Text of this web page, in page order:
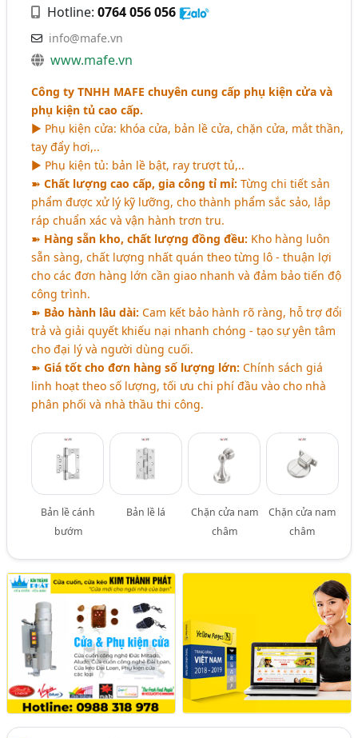
Hotline:0764 056 056
info@mafe.vn
www.mafe.vn
Công ty TNHH MAFE chuyên cung cấp phụ kiện cửa và
phụ kiện tủ cao cấp.
► Phụ kiện cửa: khóa cửa, bản lề cửa, chặn cửa, mắt thần,
tay đẩy hơi,..
► Phụ kiện tủ: bản lề bật, ray trượt tủ,..
➽Chất lượng cao cấp, gia công tỉ mỉ: Từng chi tiết sản
phẩm được xử lý kỹ lưỡng, cho thành phẩm sắc sảo, lắp
ráp chuẩn xác và vận hành trơn tru.
➽ Hàng sẵn kho, chất lượng đồng đều: Kho hàng luôn
sẵn sàng, chất lượng nhất quán theo từng lô - thuận lợi
cho các đơn hàng lớn cần giao nhanh và đảm bảo tiến độ
công trình.
➽ Bảo hành lâu dài: Cam kết bảo hành rõ ràng, hỗ trợ đổi
trả và giải quyết khiếu nại nhanh chóng - tạo sự yên tâm
cho đại lý và người dùng cuối.
➽Giá tốt cho đơn hàng số lượng lớn:Chính sách giá
linh hoạt theo số lượng, tối ưu chi phí đầu vào cho nhà
phân phối và nhà thầu thi công.
Bản lề cánh
bướm
Bản lề lá
Chặn cửa nam
châm
Chặn cửa nam
châm